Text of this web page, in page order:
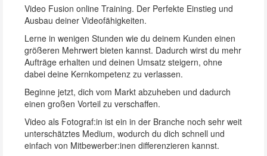
Video Fusion online Training. Der Perfekte Einstieg und
Ausbau deiner Videofähigkeiten.
Lerne in wenigen Stunden wie du deinem Kunden einen
größeren Mehrwert bieten kannst. Dadurch wirst du mehr
Aufträge erhalten und deinen Umsatz steigern, ohne
dabei deine Kernkompetenz zu verlassen.
Beginne jetzt, dich vom Markt abzuheben und dadurch
einen großen Vorteil zu verschaffen.
Video als Fotograf:in ist ein in der Branche noch sehr weit
unterschätztes Medium, wodurch du dich schnell und
einfach von Mitbewerber:inen differenzieren kannst.